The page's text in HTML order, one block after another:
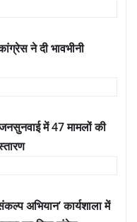
ने दी भावभीनी
में 47 मामलों की
अभियान’ कार्यशाला में